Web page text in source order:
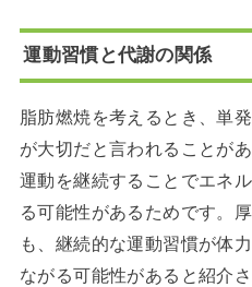
運動習慣と代謝の関係
脂肪燃焼を考えるとき、単
が大切だと言われることが
運動を継続することでエネ
る可能性があるためです。
も、継続的な運動習慣が体
ながる可能性があると紹介